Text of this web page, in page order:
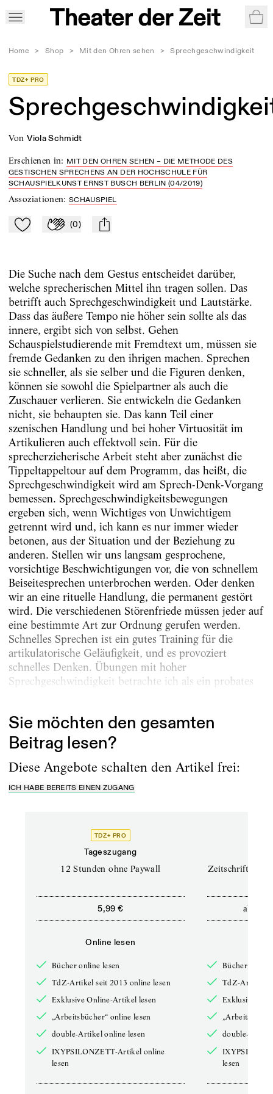
Home > Shop > Mit den Ohren sehen > Sprechgeschwindigkeit
TDZ+ PRO
von Viola Schmidt
Erschienen in: MIT DEN OHREN SEHEN – DIE METHODE DES
GESTISCHEN SPRECHENS AN DER HOCHSCHULE FÜR
SCHAUSPIELKUNST ERNST BUSCH BERLIN (04/2019)
Assoziationen:SCHAUSPIEL
Zu Mein-TdZ hinzufügen
Applaudieren
(0) mail
Die Suche nach dem Gestus entscheidet darüber,
welche sprecherischen Mittel ihn tragen sollen. Das
betrifft auch Sprechgeschwindigkeit und Lautstärke.
Dass das äußere Tempo nie höher sein sollte als das
innere, ergibt sich von selbst. Gehen
Schauspielstudierende mit Fremdtext um, müssen sie
fremde Gedanken zu den ihrigen machen. Sprechen
sie schneller, als sie selber und die Figuren denken,
können sie sowohl die Spielpartner als auch die
Zuschauer verlieren. Sie entwickeln die Gedanken
nicht, sie behaupten sie. Das kann Teil einer
szenischen Handlung und bei hoher Virtuosität im
Artikulieren auch effektvoll sein. Für die
sprecherzieherische Arbeit steht aber zunächst die
Tippeltappeltour auf dem Programm, das heißt, die
Sprechgeschwindigkeit wird am Sprech-Denk-Vorgang
bemessen. Sprechgeschwindigkeitsbewegungen
ergeben sich, wenn Wichtiges von Unwichtigem
getrennt wird und, ich kann es nur immer wieder
betonen, aus der Situation und der Beziehung zu
anderen. Stellen wir uns langsam gesprochene,
vorsichtige Beschwichtigungen vor, die von schnellem
Beiseitesprechen unterbrochen werden. Oder denken
wir an eine rituelle Handlung, die permanent gestört
wird. Die verschiedenen Störenfriede müssen jeder auf
eine bestimmte Art zur Ordnung gerufen werden.
Schnelles Sprechen ist ein gutes Training für die
artikulatorische Geläufigkeit, und es provoziert
schnelles Denken. Übungen mit hoher
Sprechgeschwindigkeit betrachte ich als ein probates
Sie möchten den gesamten
Beitrag lesen?
Diese Angebote schalten den Artikel frei:
ICH HABE BEREITS EINEN ZUGANG
TDZ+ PRO
Tageszugang
12 Stunden ohne Paywall
5,99 €
Online lesen
Bücher online lesen
TdZ-Artikel seit 2013 online lesen
Exklusive Online-Artikel lesen
„Arbeitsbücher“ online lesen
double-Artikel online lesen
IXYPSILONZETT-Artikel online
lesen
Zeitschriften
ab
Bücher online
TdZ-Artikel
Exklusive
double-
lesen